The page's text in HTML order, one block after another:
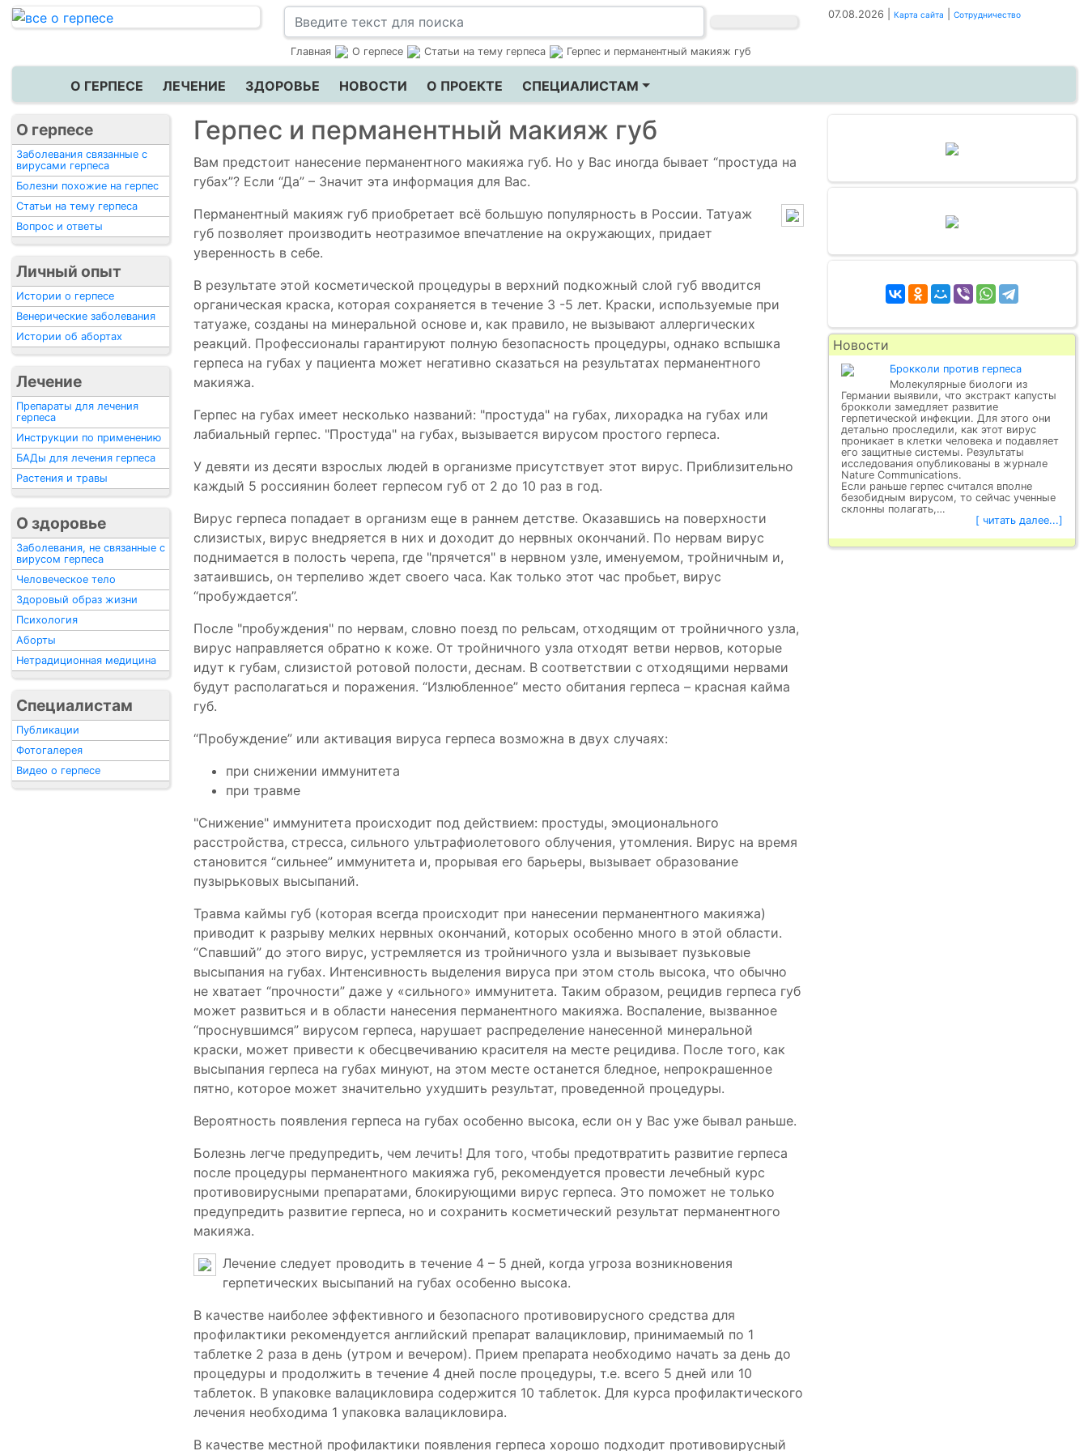
Главная О герпесе Статьи на тему герпеса Герпес и перманентный макияж губ
07.08.2026 | Карта сайта Сотрудничество
О ГЕРПЕСЕ ЛЕЧЕНИЕ ЗДОРОВЬЕ НОВОСТИ О ПРОЕКТЕ СПЕЦИАЛИСТАМ
Герпес и перманентный макияж губ
Вам предстоит нанесение перманентного макияжа губ. Но у Вас иногда бывает “простуда на
губах”? Если “Да” – Значит эта информация для Вас.
Перманентный макияж губ приобретает всё большую популярность в России. Татуаж
губ позволяет производить неотразимое впечатление на окружающих, придает
уверенность в себе.
В результате этой косметической процедуры в верхний подкожный слой губ вводится
органическая краска, которая сохраняется в течение 3 -5 лет. Краски, используемые при
татуаже, созданы на минеральной основе и, как правило, не вызывают аллергических
реакций. Профессионалы гарантируют полную безопасность процедуры, однако вспышка
герпеса на губах у пациента может негативно сказаться на результатах перманентного
макияжа.
Герпес на губах имеет несколько названий: "простуда" на губах, лихорадка на губах или
лабиальный герпес. "Простуда" на губах, вызывается вирусом простого герпеса.
У девяти из десяти взрослых людей в организме присутствует этот вирус. Приблизительно
каждый 5 россиянин болеет герпесом губ от 2 до 10 раз в год.
Вирус герпеса попадает в организм еще в раннем детстве. Оказавшись на поверхности
слизистых, вирус внедряется в них и доходит до нервных окончаний. По нервам вирус
поднимается в полость черепа, где "прячется" в нервном узле, именуемом, тройничным и,
затаившись, он терпеливо ждет своего часа. Как только этот час пробьет, вирус
“пробуждается”.
После "пробуждения" по нервам, словно поезд по рельсам, отходящим от тройничного узла,
вирус направляется обратно к коже. От тройничного узла отходят ветви нервов, которые
идут к губам, слизистой ротовой полости, деснам. В соответствии с отходящими нервами
будут располагаться и поражения. “Излюбленное” место обитания герпеса – красная кайма
губ.
“Пробуждение” или активация вируса герпеса возможна в двух случаях:
при снижении иммунитета
при травме
"Снижение" иммунитета происходит под действием: простуды, эмоционального
расстройства, стресса, сильного ультрафиолетового облучения, утомления. Вирус на время
становится “сильнее” иммунитета и, прорывая его барьеры, вызывает образование
пузырьковых высыпаний.
Травма каймы губ (которая всегда происходит при нанесении перманентного макияжа)
приводит к разрыву мелких нервных окончаний, которых особенно много в этой области.
“Спавший” до этого вирус, устремляется из тройничного узла и вызывает пузьковые
высыпания на губах. Интенсивность выделения вируса при этом столь высока, что обычно
не хватает “прочности” даже у «сильного» иммунитета. Таким образом, рецидив герпеса губ
может развиться и в области нанесения перманентного макияжа. Воспаление, вызванное
“проснувшимся” вирусом герпеса, нарушает распределение нанесенной минеральной
краски, может привести к обесцвечиванию красителя на месте рецидива. После того, как
высыпания герпеса на губах минуют, на этом месте останется бледное, непрокрашенное
пятно, которое может значительно ухудшить результат, проведенной процедуры.
Вероятность появления герпеса на губах особенно высока, если он у Вас уже бывал раньше.
Болезнь легче предупредить, чем лечить! Для того, чтобы предотвратить развитие герпеса
после процедуры перманентного макияжа губ, рекомендуется провести лечебный курс
противовирусными препаратами, блокирующими вирус герпеса. Это поможет не только
предупредить развитие герпеса, но и сохранить косметический результат перманентного
макияжа.
Лечение следует проводить в течение 4 – 5 дней, когда угроза возникновения
герпетических высыпаний на губах особенно высока.
В качестве наиболее эффективного и безопасного противовирусного средства для
профилактики рекомендуется английский препарат валацикловир, принимаемый по 1
таблетке 2 раза в день (утром и вечером). Прием препарата необходимо начать за день до
процедуры и продолжить в течение 4 дней после процедуры, т.е. всего 5 дней или 10
таблеток. В упаковке валацикловира содержится 10 таблеток. Для курса профилактического
лечения необходима 1 упаковка валацикловира.
В качестве местной профилактики появления герпеса хорошо подходит противовирусный
О герпесе
Заболевания связанные с
вирусами герпеса
Болезни похожие на герпес
Статьи на тему герпеса
Вопрос и ответы
Личный опыт
Истории о герпесе
Венерические заболевания
Истории об абортах
Лечение
Препараты для лечения
герпеса
Инструкции по применению
БАДы для лечения герпеса
Растения и травы
О здоровье
Заболевания, не связанные с
вирусом герпеса
Человеческое тело
Здоровый образ жизни
Психология
Аборты
Нетрадиционная медицина
Специалистам
Публикации
Фотогалерея
Видео о герпесе
Новости
Брокколи против герпеса
Молекулярные биологи из
Германии выявили, что экстракт капусты
брокколи замедляет развитие
герпетической инфекции. Для этого они
детально проследили, как этот вирус
проникает в клетки человека и подавляет
его защитные системы. Результаты
исследования опубликованы в журнале
Nature Communications.
Если раньше герпес считался вполне
безобидным вирусом, то сейчас ученные
склонны полагать,…
[ читать далее...]